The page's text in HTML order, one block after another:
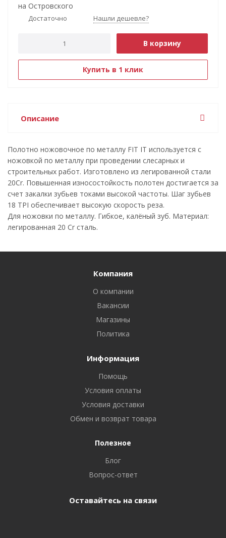
на Островского
Достаточно Нашли дешевле?
В корзину
Купить в 1 клик
Описание
Полотно ножовочное по металлу FIT IT используется с
ножовкой по металлу при проведении слесарных и
строительных работ. Изготовлено из легированной стали
20Сr. Повышенная износостойкость полотен достигается за
счет закалки зубьев токами высокой частоты. Шаг зубьев
18 TPI обеспечивает высокую скорость реза.
Для ножовки по металлу. Гибкое, калёный зуб. Материал:
легированная 20 Cr сталь.
Компания
О компании
Вакансии
Магазины
Политика
Информация
Помощь
Условия оплаты
Условия доставки
Обмен и возврат товара
Полезное
Блог
Вопрос-ответ
Оставайтесь на связи